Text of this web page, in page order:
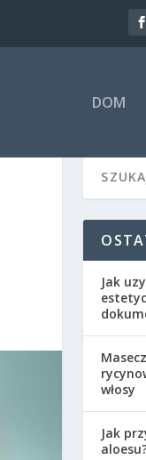
DOM
Jak
włosy
Jak